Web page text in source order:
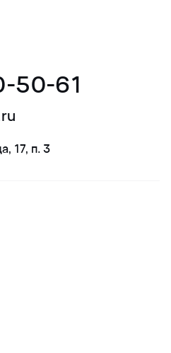
50-61
17, п. 3